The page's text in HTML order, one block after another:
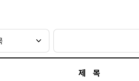
제 목